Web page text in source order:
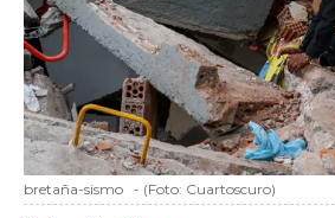
bretaña-sismo - (Foto: Cuartoscuro)